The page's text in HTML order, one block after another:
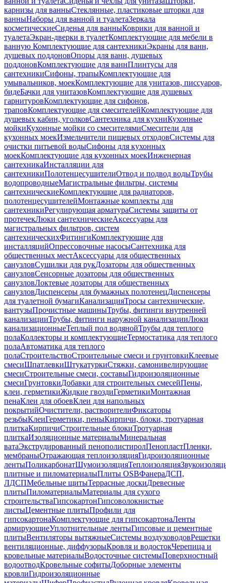
карнизы для ванныСтеклянные, пластиковые шторки для
ванныНаборы для ванной и туалетаЗеркала
косметическиеСиденья для ванныКоврики для ванной и
туалетаЭкран-дверки в туалетКомплектующие для мебели в
ванную Комплектующие для сантехникиЭкраны для ванн,
душевых поддоновОпоры для ванн, душевых
поддоновКомплектующие для ваннПлинтусы для
сантехникиСифоны, трапыКомплектующие для
умывальников, моекКомплектующие для унитазов, писсуаров,
бидеБачки для унитазовКомплектующие для душевых
гарнитуровКомплектующие для сифонов,
траповКомплектующие для смесителейКомплектующие для
душевых кабин, уголковСантехника для кухниКухонные
мойкиКухонные мойки со смесителямиСмесители для
кухонных моекИзмельчители пищевых отходовСистемы для
очистки питьевой водыСифоны для кухонных
моекКомплектующие для кухонных моекИнженерная
сантехникаИнсталляции для
сантехникиПолотенцесушителиОтвод и подвод водыТрубы
водопроводныеМагистральные фильтры, системы
сантехническиеКомплектующие для радиаторов,
полотенцесушителейМонтажные комплекты для
сантехникиРегулирующая арматураСистемы защиты от
протечекЛюки сантехническиеАксессуары для
магистральных фильтров, систем
сантехническихФитингиКомплектующие для
инсталляцийОпрессовочные насосыСантехника для
общественных местАксессуары для общественных
санузловСушилки для рукДозаторы для общественных
санузловСенсорные дозаторы для общественных
санузловЛоктевые дозаторы для общественных
санузловДиспенсеры для бумажных полотенецДиспенсеры
для туалетной бумагиКанализацияТросы сантехнические,
вантузыПрочистные машиныТрубы, фитинги внутренней
канализацииТрубы, фитинги наружной канализацииЛюки
канализационныеТеплый пол водянойТрубы для теплого
полаКоллекторы и комплектующиеТермостатика для теплого
полаАвтоматика для теплого
полаСтроительствоСтроительные смеси и грунтовкиКлеевые
смесиШпатлевкиШтукатуркиСтяжки, самонивелирующие
смесиСтроительные смеси, составыГидроизоляционные
смесиГрунтовкиДобавки для строительных смесейПены,
клеи, герметикиЖидкие гвоздиГерметикиМонтажная
пенаКлеи для обоевКлеи для напольных
покрытийОчистители, растворителиФиксаторы
резьбыКлеиГерметики, пеныКирпичи, блоки, тротуарная
плиткаКирпичиСтроительные блокиТротуарная
плиткаИзоляционные материалыМинеральная
ватаЭкструдированный пенополистиролПенопластПленки,
мембраныОтражающая теплоизоляцияГидроизоляционные
лентыПоликарбонатШумоизоляцияТеплоизоляция
плитные и пиломатериалыПлиты OSBФанераДСП,
ЛДСПМебельные щитыТеррасные доскиДревесные
плитыПиломатериалыМатериалы для сухого
строительстваГипсокартонГипсоволокнистые
листыЦементные плитыПрофили для
гипсокартонаКомплектующие для гипсокартонаЛенты
армирующиеУплотнительные лентыГипсовые и цементные
плитыВентиляторы вытяжныеСистемы воздуховодовРешетки
вентиляционные, диффузорыКровля и водостокЧерепица и
кровельные материалыВодосточные системыПоверхностный
водоотводКровельные софитыДоборные элементы
кровлиГидроизоляционные